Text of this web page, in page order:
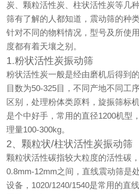
炭、颗粒活性炭、柱状活性炭等几
筛有了解的人都知道，震动筛的种
针对不同的物料情况，型号及所使
度都有着天壤之别。
1.粉状活性炭振动筛
粉状活性炭一般是经由磨机后得到
目数为50-325目，不同产地不同工
区别，处理粉体类原料，旋振筛标
是个中好手，常用的直径1200机型
理量100-300kg。
2、颗粒状/柱状活性炭振动筛
颗粒状活性碳指较大粒度的活性碳
0.8mm-12mm之间，直线震动筛是
设备，1020/1240/1540是常用的直